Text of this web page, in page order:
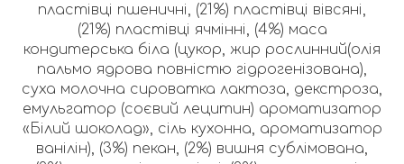
пластівці пшеничні, (21%) пластівці вівсяні,
(21%) пластівці ячмінні, (4%) маса
кондитерська біла (цукор, жир рослинний(олія
пальмо ядрова повністю гідрогенізована),
суха молочна сироватка лактоза, декстроза,
емульгатор (соєвий лецитин) ароматизатор
«Білий шоколад», сіль кухонна, ароматизатор
ванілін), (3%) пекан, (2%) вишня сублімована,